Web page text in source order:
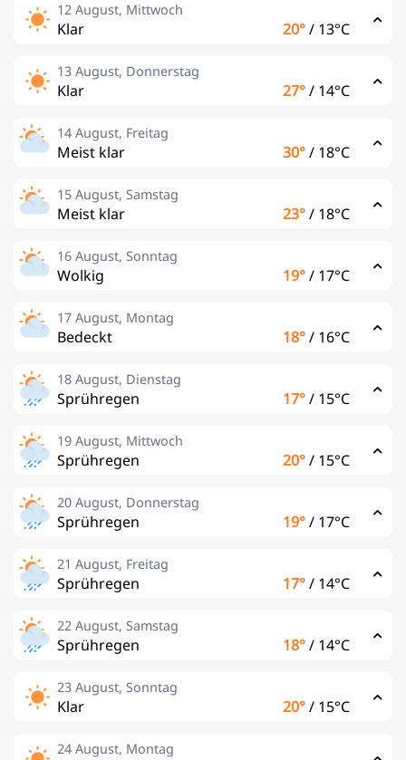
12 August, Mittwoch
Klar 20°/ 13°C
13 August, Donnerstag
Klar 27°/ 14°C
14 August, Freitag
Meist klar 30°/ 18°C
15 August, Samstag
Meist klar 23°/ 18°C
16 August, Sonntag
Wolkig 19°/ 17°C
17 August, Montag
Bedeckt 18°/ 16°C
18 August, Dienstag
Sprühregen 17°/ 15°C
19 August, Mittwoch
Sprühregen 20°/ 15°C
20 August, Donnerstag
Sprühregen 19°/ 17°C
21 August, Freitag
Sprühregen 17°/ 14°C
22 August, Samstag
Sprühregen 18°/ 14°C
23 August, Sonntag
Klar 20°/ 15°C
24 August, Montag